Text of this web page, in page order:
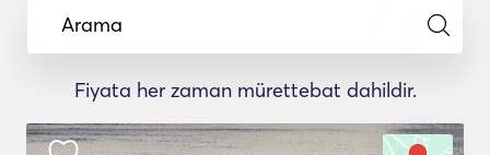
Arama
Fiyata her zaman mürettebat dahildir.